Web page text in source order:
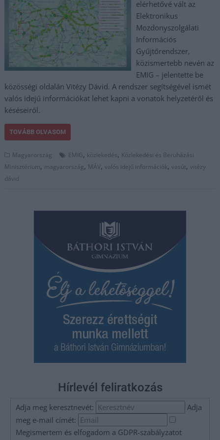
elérhetővé vált az
Elektronikus
Mozdonyszolgálati
Információs
Gyűjtőrendszer,
közismertebb nevén az
EMIG – jelentette be
közösségi oldalán Vitézy Dávid. A rendszer segítségével ismét
valós idejű információkat lehet kapni a vonatok helyzetéről és
késéseiről.
TOVÁBB OLVASOM
Magyarország EMIG, közlekedés, Közlekedési és Beruházási
Minisztérium, magyarország, MÁV,valós idejű információk,vasút,vitézy
dávid
Hírlevél feliratkozás
Adja meg keresztnevét:
Adja
meg e-mail címét:
Megismertem és elfogadom a GDPR-szabályzatot